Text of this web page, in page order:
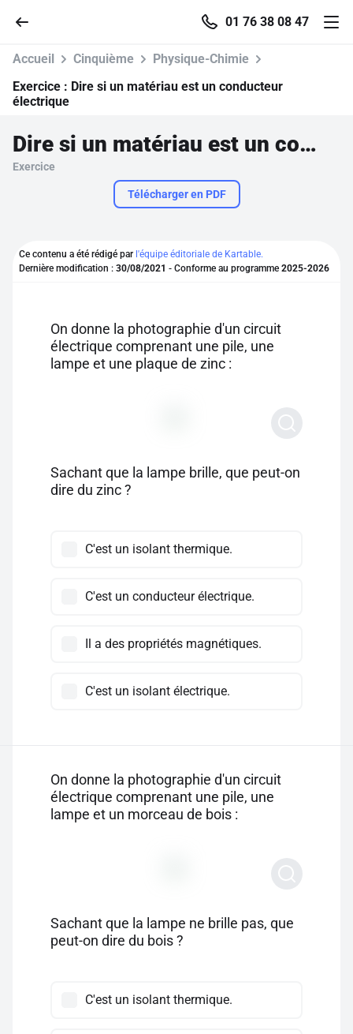
01 76 38 08 47
Parcourir
Se connecter
Pour profiter de 10 contenus offerts.
Accueil Cinquième
Physique-Chimie
Exercice : Dire si un matériau est un conducteur
électrique
Dire si un matériau est un conducteur électrique
Exercice
Télécharger en PDF
Ce contenu a été rédigé par l'équipe éditoriale de Kartable.
Dernière modification : 30/08/2021 - Conforme au programme 2025-2026
On donne la photographie d'un circuit
électrique comprenant une pile, une
lampe et une plaque de zinc :
Sachant que la lampe brille, que peut-on
dire du zinc ?
C'est un isolant thermique.
C'est un conducteur électrique.
Il a des propriétés magnétiques.
C'est un isolant électrique.
On donne la photographie d'un circuit
électrique comprenant une pile, une
lampe et un morceau de bois :
Sachant que la lampe ne brille pas, que
peut-on dire du bois ?
C'est un isolant thermique.